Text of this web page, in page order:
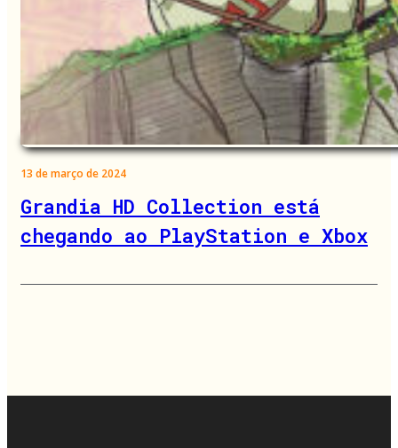
13 de março de 2024
Grandia HD Collection está
chegando ao PlayStation e Xbox